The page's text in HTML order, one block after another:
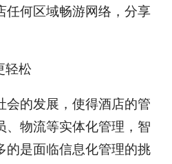
任何区域畅游网络，分享
松
的发展，使得酒店的管
、物流等实体化管理，智
的是面临信息化管理的挑